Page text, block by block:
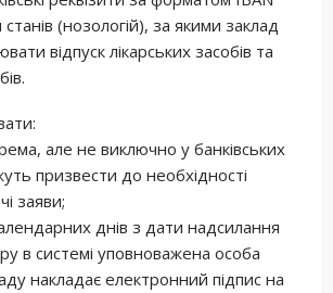
(нозологій), за якими заклад
відпуск лікарських засобів та
але не виключно у банківських
призвести до необхідності
заяви;
днів з дати надсилання
в системі уповноважена особа
накладає електронний підпис на